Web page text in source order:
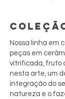
Nossa linha em
peças em
vitrificada, fruto
nesta arte, um
integração do
natureza e o